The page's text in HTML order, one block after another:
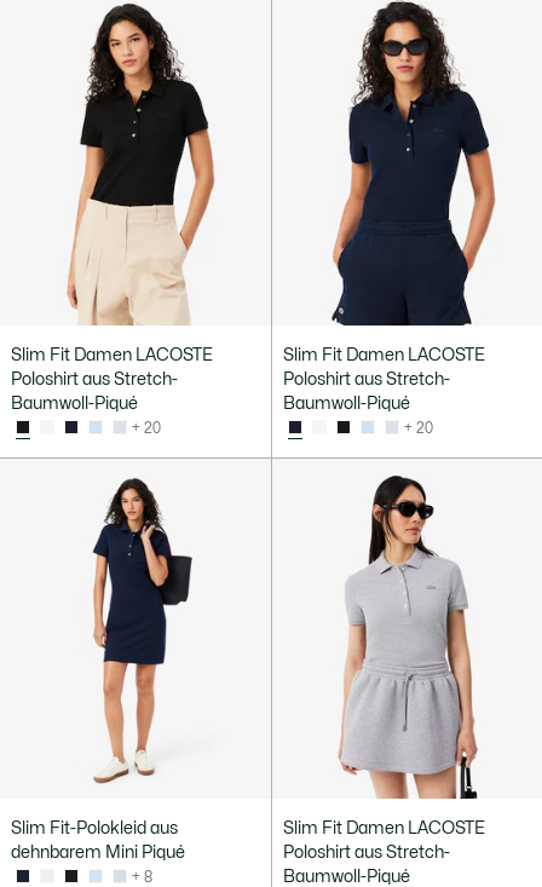
Slim Fit Damen LACOSTE
Poloshirt aus Stretch-
Baumwoll-Piqué
+ 20
Slim Fit Damen LACOSTE
Poloshirt aus Stretch-
Baumwoll-Piqué
+ 20
Slim Fit-Polokleid aus
dehnbarem Mini Piqué
+ 8
Slim Fit Damen LACOSTE
Poloshirt aus Stretch-
Baumwoll-Piqué